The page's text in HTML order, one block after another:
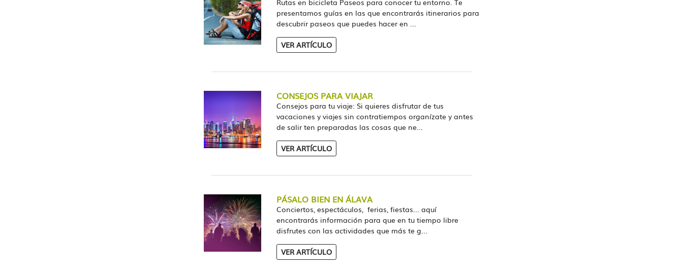
Rutas en bicicleta Paseos para conocer tu entorno. Te
presentamos guías en las que encontrarás itinerarios para
descubrir paseos que puedes hacer en ...
VER ARTÍCULO
CONSEJOS PARA VIAJAR
Consejos para tu viaje: Si quieres disfrutar de tus
vacaciones y viajes sin contratiempos organízate y antes
de salir ten preparadas las cosas que ne...
VER ARTÍCULO
PÁSALO BIEN EN ÁLAVA
Conciertos, espectáculos, ferias, fiestas... aquí
encontrarás información para que en tu tiempo libre
disfrutes con las actividades que más te g...
VER ARTÍCULO